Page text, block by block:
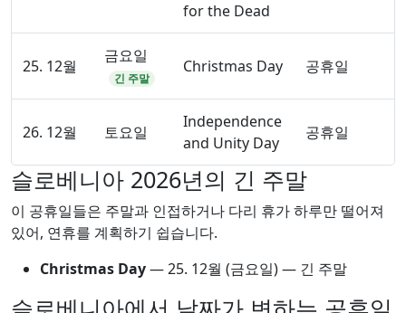
for the Dead
25. 12월
금요일
긴 주말
Christmas Day 공휴일
26. 12월 토요일
Independence
and Unity Day
공휴일
슬로베니아 2026년의 긴 주말
이 공휴일들은 주말과 인접하거나 다리 휴가 하루만 떨어져
있어, 연휴를 계획하기 쉽습니다.
Christmas Day—25. 12월 (금요일) — 긴 주말